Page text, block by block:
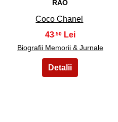
RAO
Coco Chanel
43 ,50
Biografii Memorii & Jurnale